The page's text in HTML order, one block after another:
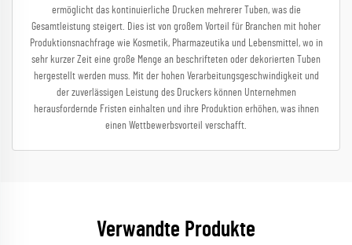
ermöglicht das kontinuierliche Drucken mehrerer Tuben, was die
Gesamtleistung steigert. Dies ist von großem Vorteil für Branchen mit hoher
Produktionsnachfrage wie Kosmetik, Pharmazeutika und Lebensmittel, wo in
sehr kurzer Zeit eine große Menge an beschrifteten oder dekorierten Tuben
hergestellt werden muss. Mit der hohen Verarbeitungsgeschwindigkeit und
der zuverlässigen Leistung des Druckers können Unternehmen
herausfordernde Fristen einhalten und ihre Produktion erhöhen, was ihnen
einen Wettbewerbsvorteil verschafft.
Verwandte Produkte